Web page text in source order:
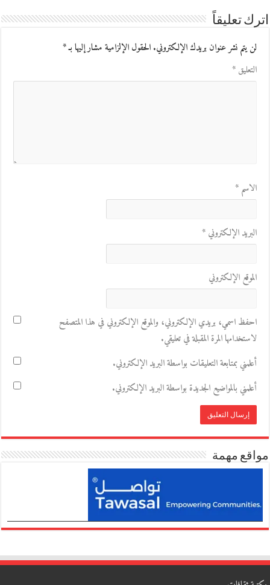
اترك تعليقاً
لن يتم نشر عنوان بريدك الإلكتروني.الحقول الإلزامية مشار إليها بـ*
التعليق*
الاسم*
البريد الإلكتروني*
الموقع الإلكتروني
احفظ اسمي، بريدي الإلكتروني، والموقع الإلكتروني في هذا المتصفح
لاستخدامها المرة المقبلة في تعليقي.
أعلمني بمتابعة التعليقات بواسطة البريد الإلكتروني.
أعلمني بالمواضيع الجديدة بواسطة البريد الإلكتروني.
مواقع مهمة